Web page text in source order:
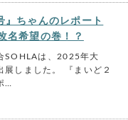
』ちゃんのレポート
名希望の巻！？
SOHLAは、2025年大
展しました。 『まいど２
…